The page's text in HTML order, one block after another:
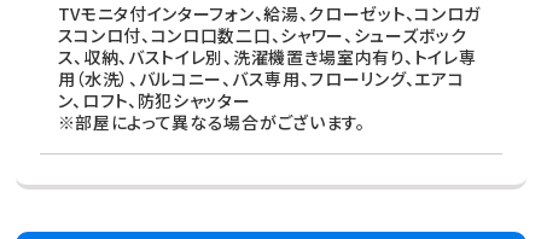
TVモニタ付インターフォン、給湯、クローゼット、コンロガ
スコンロ付、コンロ口数二口、シャワー、シューズボック
ス、収納、バストイレ別、洗濯機置き場室内有り、トイレ専
用（水洗）、バルコニー、バス専用、フローリング、エアコ
ン、ロフト、防犯シャッター
※部屋によって異なる場合がございます。